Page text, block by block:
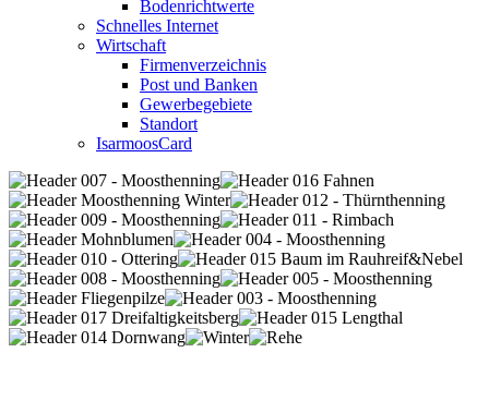
Bodenrichtwerte
Schnelles Internet
Wirtschaft
Firmenverzeichnis
Post und Banken
Gewerbegebiete
Standort
IsarmoosCard